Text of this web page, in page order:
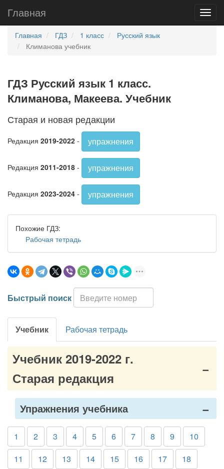
Главная
Главная ГДЗ 1 класс
Русский язык
Климанова учебник
ГДЗ Русский язык 1 класс.
Климанова, Макеева. Учебник
Старая и новая редакции
Редакция 2019-2022 - упражнения
Редакция 2011-2018 - упражнения
Редакция 2023-2024 - упражнения
Похожие ГДЗ:
Рабочая тетрадь
Быстрый поиск
Учебник Рабочая тетрадь
Учебник 2019-2022 г.
Старая редакция
Упражнения учебника
1 2 3 4 5 6 7 8 9
10
11
12 13 14 15 16 17
18